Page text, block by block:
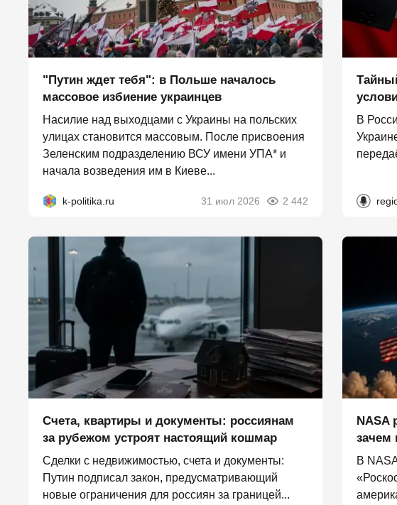
"Путин ждет тебя": в Польше началось
массовое избиение украинцев
Насилие над выходцами с Украины на польских
улицах становится массовым. После присвоения
Зеленским подразделению ВСУ имени УПА* и
начала возведения им в Киеве...
k-politika.ru 31 июл 2026 2 442
В
Счета, квартиры и документы: россиянам
за рубежом устроят настоящий кошмар
Сделки с недвижимостью, счета и документы:
Путин подписал закон, предусматривающий
новые ограничения для россиян за границей...
NASA
зачем
В